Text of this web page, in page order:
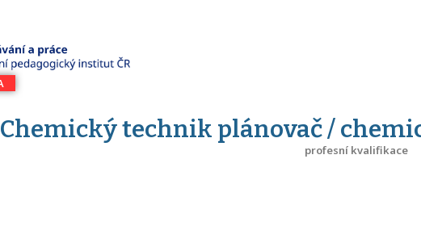
Chemický technik plánovač /
profesní kvalifikace